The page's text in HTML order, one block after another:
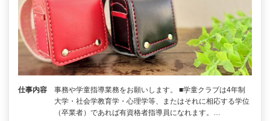
仕事内容
事務や学童指導業務をお願いします。 ■学童クラブは4年制
大学・社会学教育学・心理学等、またはそれに相応する学位
（卒業者）であれば有資格者指導員になれます。…